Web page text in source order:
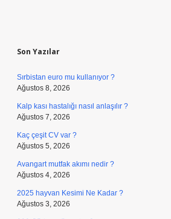
Son Yazılar
Sırbistan euro mu kullanıyor ?
Ağustos 8, 2026
Kalp kası hastalığı nasıl anlaşılır ?
Ağustos 7, 2026
Kaç çeşit CV var ?
Ağustos 5, 2026
Avangart mutfak akımı nedir ?
Ağustos 4, 2026
2025 hayvan Kesimi Ne Kadar ?
Ağustos 3, 2026